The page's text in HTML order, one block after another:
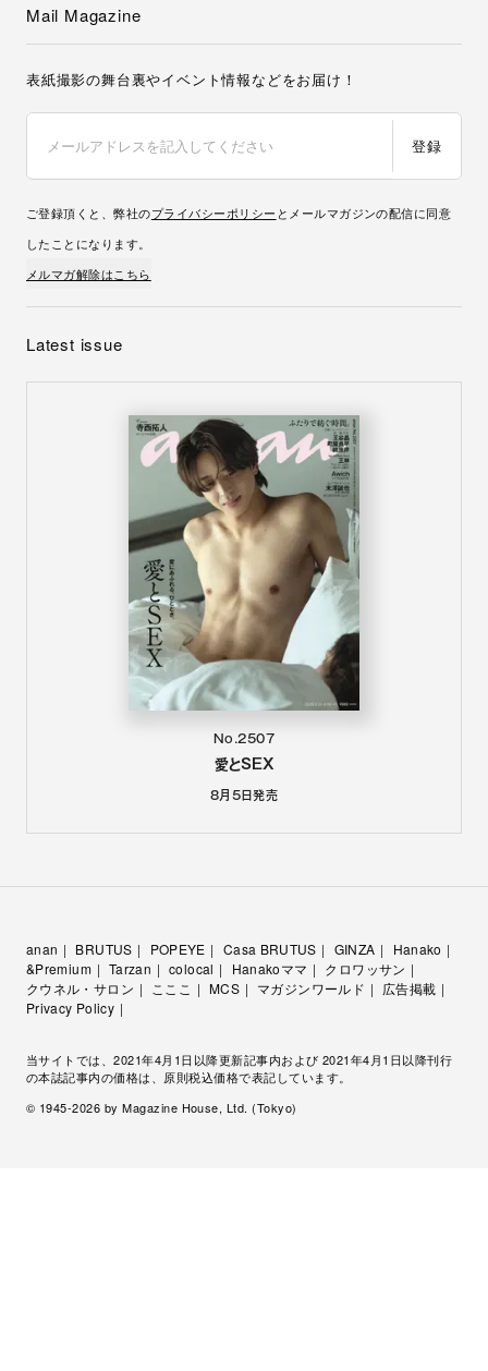
Mail Magazine
表紙撮影の舞台裏やイベント情報などをお届け！
登録
ご登録頂くと、弊社のプライバシーポリシー とメールマガジンの配信に同意
したことになります。
メルマガ解除はこちら
Latest issue
No.2507
愛とSEX
8月5日発売
anan BRUTUS POPEYE Casa BRUTUS GINZA
Hanako
&Premium
Tarzan colocal Hanakoママ
クロワッサン
クウネル・サロン
こここ MCS マガジンワールド
広告掲載
Privacy Policy
当サイトでは、2021年4月1日以降更新記事内および 2021年4月1日以降刊行
の本誌記事内の価格は、原則税込価格で表記しています。
© 1945-2026 by Magazine House, Ltd. (Tokyo)